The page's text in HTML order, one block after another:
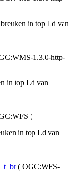
in top Ld van
1.3.0-http-
in top Ld van
)
in top Ld van
( OGC:WFS-